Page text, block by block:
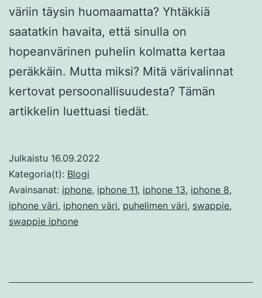
väriin täysin huomaamatta? Yhtäkkiä
saatatkin havaita, että sinulla on
hopeanvärinen puhelin kolmatta kertaa
peräkkäin. Mutta miksi? Mitä värivalinnat
kertovat persoonallisuudesta? Tämän
artikkelin luettuasi tiedät.
Julkaistu 16.09.2022
Kategoria(t): Blogi
Avainsanat: iphone, iphone 11, iphone 13, iphone 8,
iphone väri, iphonen väri, puhelimen väri, swappie,
swappie iphone